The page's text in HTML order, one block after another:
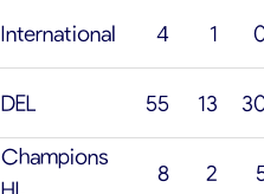
International 4 1
DEL 55 13
Champions
8 2